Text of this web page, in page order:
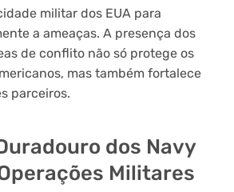
militar dos EUA para
a ameaças. A presença dos
de conflito não só protege os
mas também fortalece
parceiros.
dos Navy
Militares